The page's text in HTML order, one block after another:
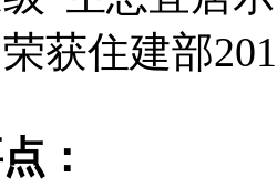
获住建部
：